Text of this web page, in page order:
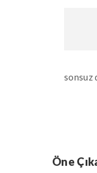
sonsuz
Öne